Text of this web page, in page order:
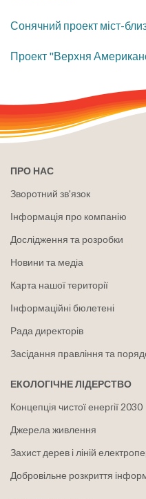
Сонячний проект міст-
Проект "Верхня
ПРО НАС
Зворотний зв'язок
Інформація про компанію
Дослідження та розробки
Новини та медіа
Карта нашої території
Інформаційні бюлетені
Рада директорів
Засідання правління та
ЕКОЛОГІЧНЕ ЛІДЕРСТВО
Концепція чистої енергії 2030
Джерела живлення
Захист дерев і ліній
Добровільне розкриття